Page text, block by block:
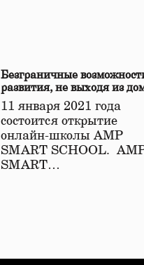
Безграничные
развития, не выходя из
11 января 2021 года
состоится открытие
онлайн-школы АМР
SMART SCHOOL.
SMART…